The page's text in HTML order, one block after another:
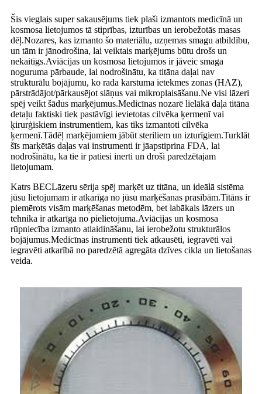
Šis vieglais super sakausējums tiek plaši izmantots medicīnā un
kosmosa lietojumos tā stiprības, izturības un ierobežotās masas
dēļ.Nozares, kas izmanto šo materiālu, uzņemas smagu atbildību,
un tām ir jānodrošina, lai veiktais marķējums būtu drošs un
nekaitīgs.Aviācijas un kosmosa lietojumos ir jāveic smaga
noguruma pārbaude, lai nodrošinātu, ka titāna daļai nav
strukturālu bojājumu, ko rada karstuma ietekmes zonas (HAZ),
pārstrādājot/pārkausējot slāņus vai mikroplaisāšanu.Ne visi lāzeri
spēj veikt šādus marķējumus.Medicīnas nozarē lielākā daļa titāna
detaļu faktiski tiek pastāvīgi ievietotas cilvēka ķermenī vai
ķirurģiskiem instrumentiem, kas tiks izmantoti cilvēka
ķermenī.Tādēļ marķējumiem jābūt steriliem un izturīgiem.Turklāt
šīs marķētās daļas vai instrumenti ir jāapstiprina FDA, lai
nodrošinātu, ka tie ir patiesi inerti un droši paredzētajam
lietojumam.
Katrs BECLāzeru sērija spēj marķēt uz titāna, un ideālā sistēma
jūsu lietojumam ir atkarīga no jūsu marķēšanas prasībām.Titāns ir
piemērots visām marķēšanas metodēm, bet labākais lāzers un
tehnika ir atkarīga no pielietojuma.Aviācijas un kosmosa
rūpniecība izmanto atlaidināšanu, lai ierobežotu strukturālos
bojājumus.Medicīnas instrumenti tiek atkausēti, iegravēti vai
iegravēti atkarībā no paredzētā agregāta dzīves cikla un lietošanas
veida.